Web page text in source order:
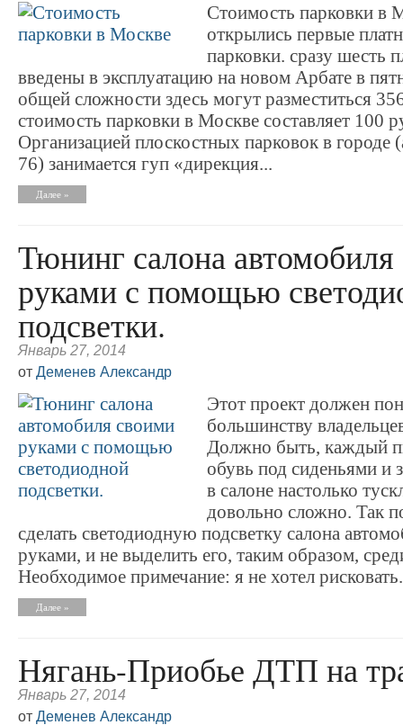
Стоимость парковки в
открылись первые
парковки. сразу шесть
введены в эксплуатацию на новом Арбате в
общей сложности здесь могут разместиться
стоимость парковки в Москве составляет 100
Организацией плоскостных парковок в городе
76) занимается гуп «дирекция...
Далее »
Тюнинг салона
руками с помощью
подсветки.
Январь 27, 2014
от Деменев Александр
Этот проект должен
большинству
Должно быть, каждый
обувь под сиденьями и
в салоне настолько
довольно сложно. Так
сделать светодиодную подсветку салона
руками, и не выделить его, таким образом,
Необходимое примечание: я не хотел
Далее »
Нягань-Приобье ДТП на
Январь 27, 2014
от Деменев Александр